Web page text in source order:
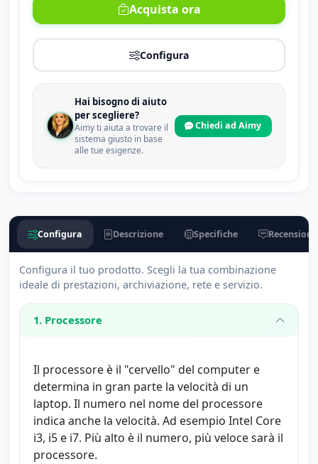
Acquista ora
Configura
Hai bisogno di aiuto
per scegliere?
Aimy ti aiuta a trovare il
sistema giusto in base
alle tue esigenze.
Chiedi ad Aimy
Configura Descrizione Specifiche Recensioni
Configura il tuo prodotto. Scegli la tua combinazione
ideale di prestazioni, archiviazione, rete e servizio.
1. Processore
Il processore è il "cervello" del computer e
determina in gran parte la velocità di un
laptop. Il numero nel nome del processore
indica anche la velocità. Ad esempio Intel Core
i3, i5 e i7. Più alto è il numero, più veloce sarà il
processore.